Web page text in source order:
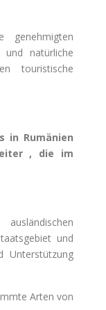
und natürliche
touristische
in Rumänien
, die im
und
Unterstützung
Arten von